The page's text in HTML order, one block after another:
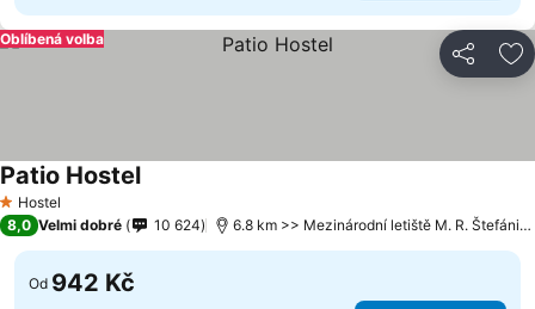
Sdílet
Oblíbená volba
1 Počet hvězdiček
Hostel
Patio Hostel
8,0 Velmi dobré 10 624 6.8 km >> Mezinárodní letiště M. R. Štefánika Bratislava
Od 942 Kč